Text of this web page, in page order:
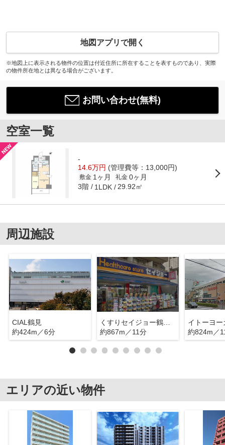
地図アプリで開く
※地図上に表示される物件の位置は付近住所に所在することを表すものであり、実際
の物件所在地とは異なる場合がございます。
お問い合わせ(無料)
空室一覧
-
14.6万円 (管理費等：13,000円)
敷金 1ヶ月 礼金 0ヶ月
3階 1LDK 29.92㎡
周辺施設
CIAL鶴見
約424m／6分
くすりセイジョー鶴見店
約867m／11分
約824m／
エリアの近い物件